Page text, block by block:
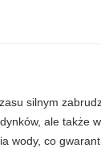
silnym
ale także
wody, co